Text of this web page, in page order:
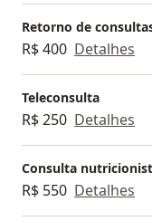
Retorno de
R$ 400 Detalhes
Teleconsulta
R$ 250 Detalhes
Consulta
R$ 550 Detalhes